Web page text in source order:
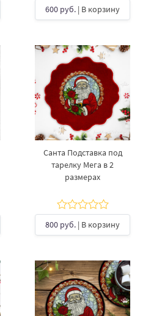
600 руб. | В корзину
Санта Подставка под
тарелку Мега в 2
размерах
800 руб. | В корзину